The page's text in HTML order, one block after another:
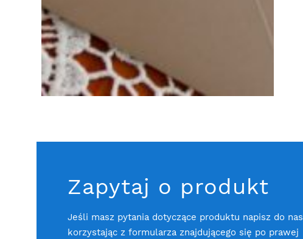
Zapytaj o produkt
Jeśli masz pytania dotyczące produktu napisz do nas
korzystając z formularza znajdującego się po prawej